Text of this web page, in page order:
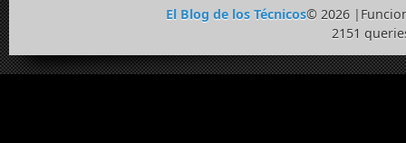
El Blog de los Técnicos© 2026
2151